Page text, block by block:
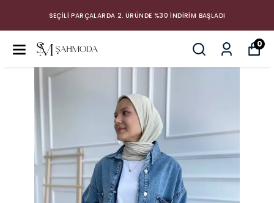
SEÇİLİ PARÇALARDA 2. ÜRÜNDE %30 İNDİRİM BAŞLADI
0